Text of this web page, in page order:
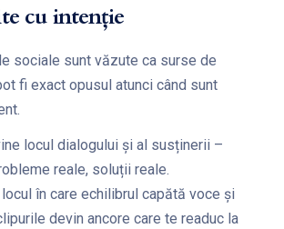
cu intenție
sociale sunt văzute ca surse de
fi exact opusul atunci când sunt
locul dialogului și al susținerii –
reale, soluții reale.
în care echilibrul capătă voce și
devin ancore care te readuc la